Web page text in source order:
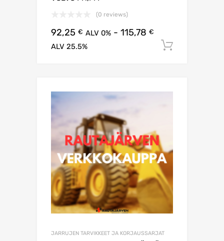
(0 reviews)
92,25 € ALV 0% - 115,78 €
ALV 25.5%
JARRUJEN TARVIKKEET JA KORJAUSSARJAT